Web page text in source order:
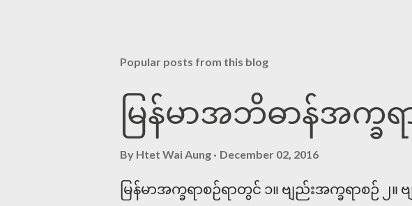
Popular posts from this blog
မြန်မာအဘိဓာန်အက္ခ
By Htet Wai Aung December 02, 2016
မြန်မာအက္ခရာစဉ်ရာတွင် ၁။ ဗျည်းအက္ခရာစဉ် ၂။